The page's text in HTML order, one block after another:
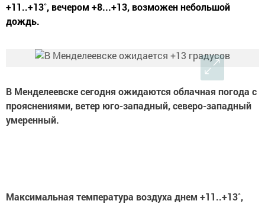
+11..+13˚, вечером +8...+13, возможен небольшой
дождь.
В Менделеевске сегодня ожидаются облачная погода с
прояснениями, ветер юго-западный, северо-западный
умеренный.
Максимальная температура воздуха днем +11..+13˚,